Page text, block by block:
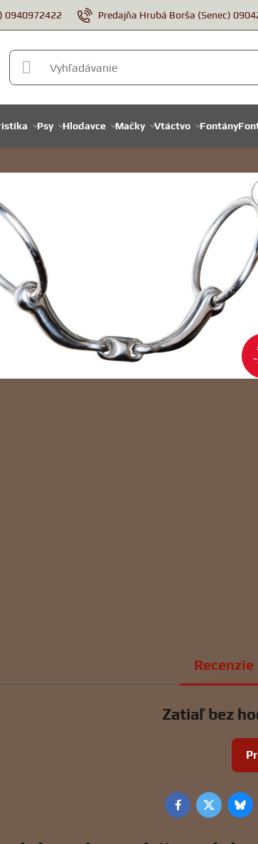
0940972422 Predajňa Hrubá Borša (Senec)
Psy Hlodavce Mačky Vtáctvo Fontány
Recenzie
Zatiaľ bez
FacebookTwitter